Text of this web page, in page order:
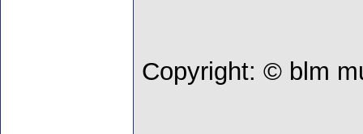
Copyright: © blm